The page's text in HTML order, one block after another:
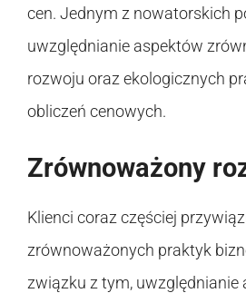
cen. Jednym z nowatorskich
uwzględnianie aspektów
rozwoju oraz ekologicznych
obliczeń cenowych.
Zrównoważony
Klienci coraz częściej
zrównoważonych praktyk
związku z tym, uwzględnianie